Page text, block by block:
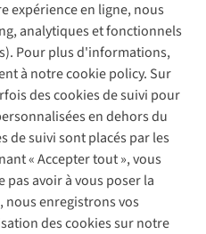
expérience en ligne, nous
analytiques et fonctionnels
Pour plus d'informations,
à notre cookie policy. Sur
des cookies de suivi pour
en dehors du
de suivi sont placés par les
« Accepter tout », vous
pas avoir à vous poser la
nous enregistrons vos
des cookies sur notre
nous